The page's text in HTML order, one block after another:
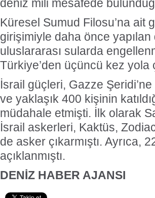
deniz mili mesafede
Küresel Sumud Filosu’na ait
girişimiyle daha önce
uluslararası sularda
Türkiye’den üçüncü kez yola
İsrail güçleri, Gazze
ve yaklaşık 400 kişinin
müdahale etmişti. İlk olarak
İsrail askerleri, Kaktüs,
de asker çıkarmıştı. Ayrıca,
açıklanmıştı.
DENİZ HABER AJANSI